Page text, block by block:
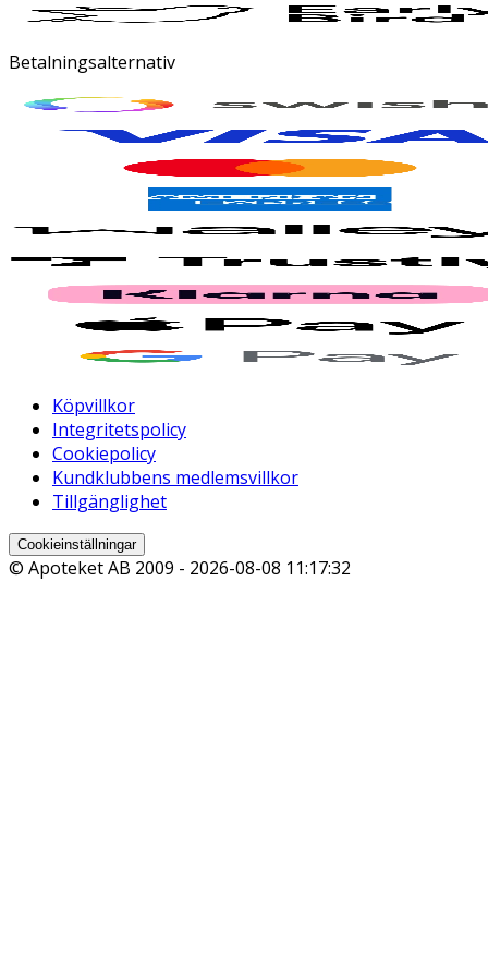
Betalningsalternativ
Köpvillkor
Integritetspolicy
Cookiepolicy
Kundklubbens medlemsvillkor
Tillgänglighet
Cookieinställningar
© Apoteket AB 2009 - 2026-08-08 11:17:32